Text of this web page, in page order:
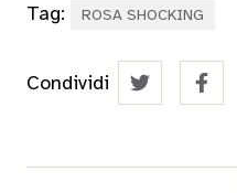
Tag: ROSA SHOCKING
Condividi